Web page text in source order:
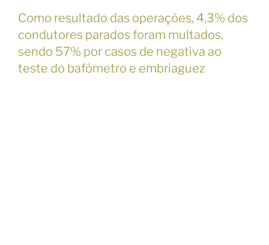
Como resultado das operações, 4,3% dos
condutores parados foram multados,
sendo 57% por casos de negativa ao
teste do bafômetro e embriaguez